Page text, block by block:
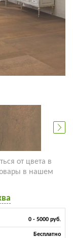
от цвета в
в нашем
0 - 5000 руб.
Бесплатно